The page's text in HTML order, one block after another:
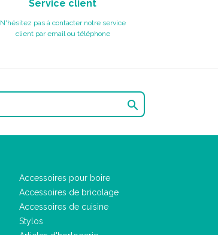
Service client
N'hésitez pas à contacter notre service
client par email ou téléphone

Accessoires pour boire
Accessoires de bricolage
Accessoires de cuisine
Stylos